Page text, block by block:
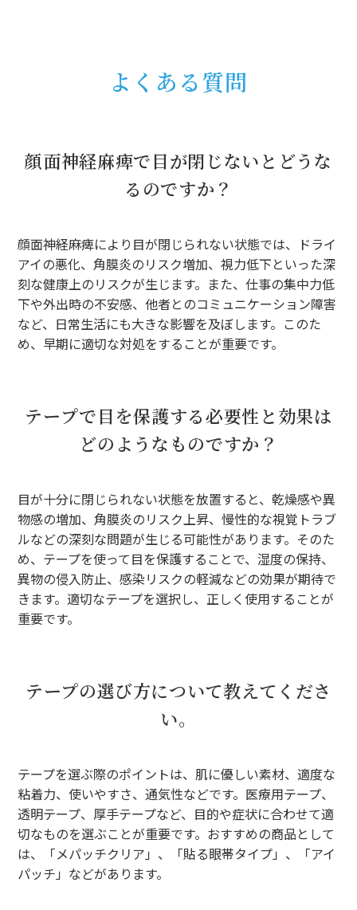
よくある質問
顔面神経麻痺で目が閉じないとどうな
るのですか？
顔面神経麻痺により目が閉じられない状態では、ドライ
アイの悪化、角膜炎のリスク増加、視力低下といった深
刻な健康上のリスクが生じます。また、仕事の集中力低
下や外出時の不安感、他者とのコミュニケーション障害
など、日常生活にも大きな影響を及ぼします。このた
め、早期に適切な対処をすることが重要です。
テープで目を保護する必要性と効果は
どのようなものですか？
目が十分に閉じられない状態を放置すると、乾燥感や異
物感の増加、角膜炎のリスク上昇、慢性的な視覚トラブ
ルなどの深刻な問題が生じる可能性があります。そのた
め、テープを使って目を保護することで、湿度の保持、
異物の侵入防止、感染リスクの軽減などの効果が期待で
きます。適切なテープを選択し、正しく使用することが
重要です。
テープの選び方について教えてくださ
い。
テープを選ぶ際のポイントは、肌に優しい素材、適度な
粘着力、使いやすさ、通気性などです。医療用テープ、
透明テープ、厚手テープなど、目的や症状に合わせて適
切なものを選ぶことが重要です。おすすめの商品として
は、「メパッチクリア」、「貼る眼帯タイプ」、「アイ
パッチ」などがあります。